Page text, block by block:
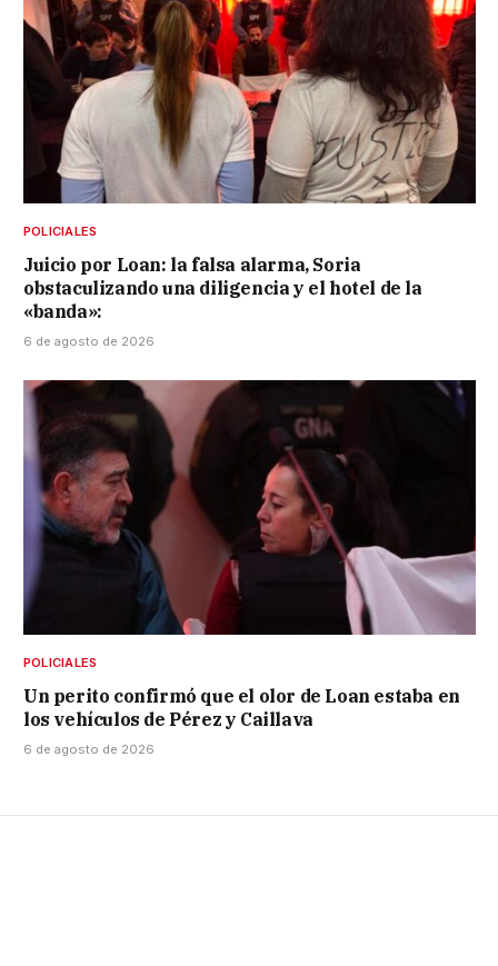
POLICIALES
Juicio por Loan: la falsa alarma, Soria
obstaculizando una diligencia y el hotel de la
«banda»:
6 de agosto de 2026
POLICIALES
Un perito confirmó que el olor de Loan estaba en
los vehículos de Pérez y Caillava
6 de agosto de 2026